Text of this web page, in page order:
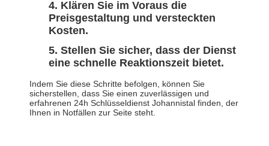
Klären Sie im Voraus die
Preisgestaltung und versteckten
Kosten.
Stellen Sie sicher, dass der Dienst
eine schnelle Reaktionszeit bietet.
Indem Sie diese Schritte befolgen, können Sie
sicherstellen, dass Sie einen zuverlässigen und
erfahrenen 24h Schlüsseldienst Johannistal finden, der
Ihnen in Notfällen zur Seite steht.